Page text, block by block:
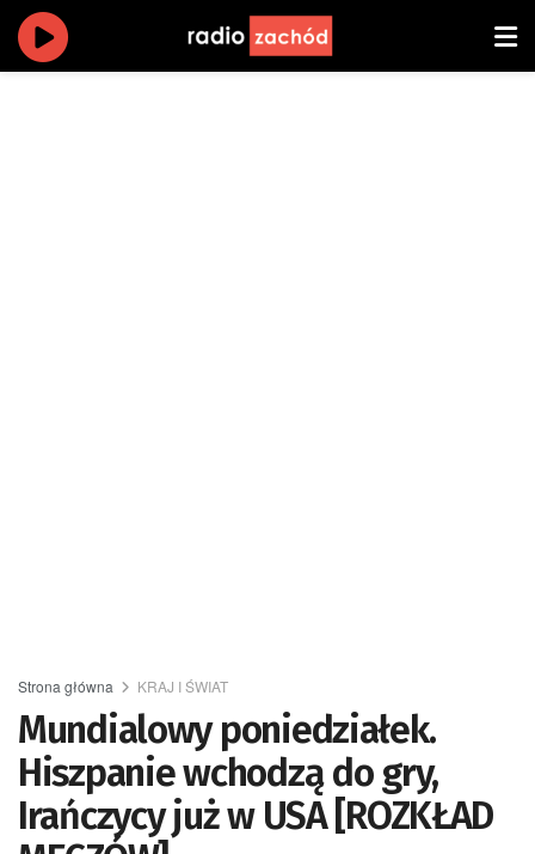
Strona główna KRAJ I ŚWIAT
Mundialowy poniedziałek.
Hiszpanie wchodzą do gry,
Irańczycy już w USA [ROZKŁAD